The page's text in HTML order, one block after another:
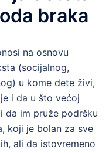
braka
na osnovu
(socijalnog,
u kome dete živi,
i da u što većoj
da im pruže podršku
koji je bolan za sve
ali da istovremeno